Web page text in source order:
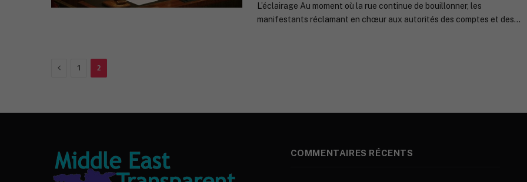
L’éclairage Au moment où la rue continue de bouillonner, les
manifestants réclamant en chœur aux autorités des comptes et des…
Previous
1 2
COMMENTAIRES RÉCENTS